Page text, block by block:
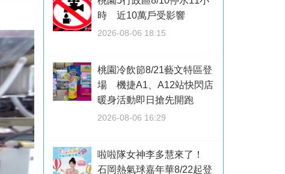
時 近10萬戶受影響
2026-08-06 18:15
桃園冷飲節8/21藝文特區登
場 機捷A1、A12站快閃店
暖身活動即日搶先開跑
2026-08-06 16:29
啦啦隊女神李多慧來了！
石岡熱氣球嘉年華8/22起登